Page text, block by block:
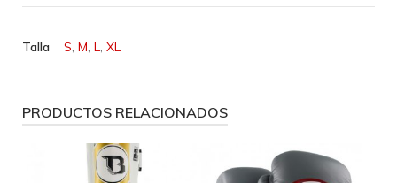
Talla S, M, L, XL
PRODUCTOS RELACIONADOS